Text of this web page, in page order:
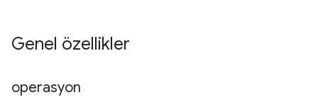
Genel özellikler
operasyon